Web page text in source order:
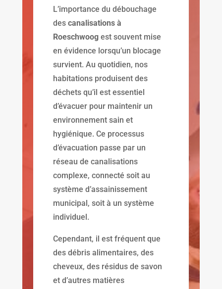
L’importance du débouchage
des canalisations à
Roeschwoog est souvent mise
en évidence lorsqu’un blocage
survient. Au quotidien, nos
habitations produisent des
déchets qu’il est essentiel
d’évacuer pour maintenir un
environnement sain et
hygiénique. Ce processus
d’évacuation passe par un
réseau de canalisations
complexe, connecté soit au
système d’assainissement
municipal, soit à un système
individuel.
Cependant, il est fréquent que
des débris alimentaires, des
cheveux, des résidus de savon
et d’autres matières